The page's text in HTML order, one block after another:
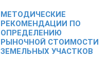
МЕТОДИЧЕСКИЕ
РЕКОМЕНДАЦИИ ПО
ОПРЕДЕЛЕНИЮ
РЫНОЧНОЙ СТОИМОСТИ
ЗЕМЕЛЬНЫХ УЧАСТКОВ